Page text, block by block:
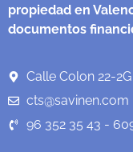
propiedad en
documentos
Calle Colon 22-
cts@savinen.com
96 352 35 43 -